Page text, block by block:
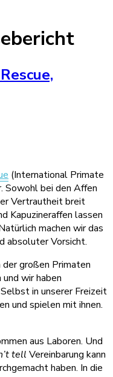
(International Primate
Sowohl bei den Affen
Vertrautheit breit
Kapuzineraffen lassen
machen wir das
absoluter Vorsicht.
großen Primaten
wir haben
in unserer Freizeit
und spielen mit ihnen.
aus Laboren. Und
tell Vereinbarung kann
haben. In die